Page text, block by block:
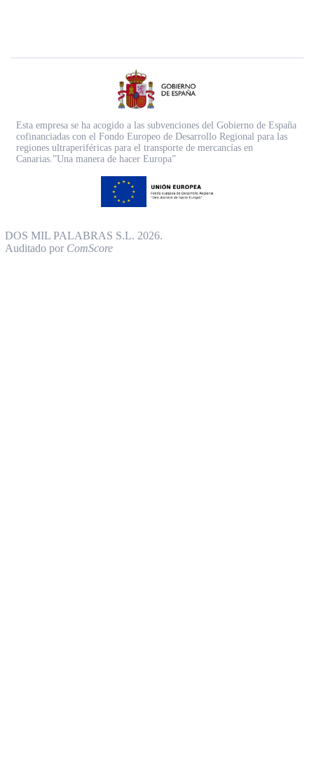
Esta empresa se ha acogido a las subvenciones del Gobierno de España
cofinanciadas con el Fondo Europeo de Desarrollo Regional para las
regiones ultraperiféricas para el transporte de mercancías en
Canarias.”Una manera de hacer Europa”
DOS MIL PALABRAS S.L. 2026.
Auditado por ComScore